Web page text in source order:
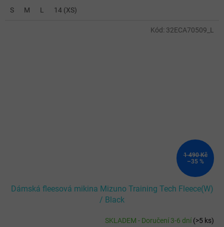
S M L 14 (XS)
1 490 Kč
–35 %
Dámská fleesová mikina Mizuno Training Tech Fleece(W)
/ Black
SKLADEM - Doručení 3-6 dní(>5 ks)
Kód: 32ECA70509_L